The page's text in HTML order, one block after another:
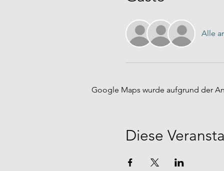
Alle
Google Maps wurde aufgrund der
Diese